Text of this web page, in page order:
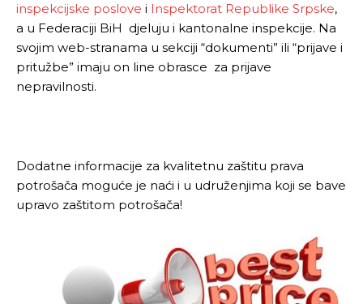
inspekcijske poslove i Inspektorat Republike Srpske,
a u Federaciji BiH djeluju i kantonalne inspekcije. Na
svojim web-stranama u sekciji “dokumenti” ili “prijave i
pritužbe” imaju on line obrasce za prijave
nepravilnosti.
Dodatne informacije za kvalitetnu zaštitu prava
potrošača moguće je naći i u udruženjima koji se bave
upravo zaštitom potrošača!